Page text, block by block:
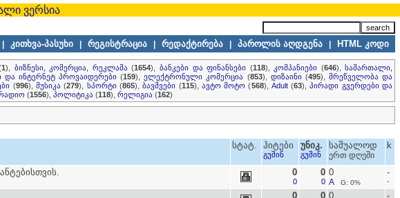
ვერსია
კითხვა-პასუხი რეგისტრაცია რედაქტირება პაროლის აღდგენა HTML კოდი
1), ბიზნესი, კომერცია, რეკლამა (1654), ბანკები და ფინანსები (118), კომპანიები (646),სამართალი,
და ინტერნეტ პროვაიდერები(159), ელექტრონული კომერცია (853), დიზაინი(495), მრეწველობა და
(996), მუსიკა (279), სპორტი(865),ბავშვები (115), ავტო მოტო (568), Adult(63),პირადი გვერდები და
(1556), პოლიტიკა (118), რელიგია (162)
სტატ. ჰიტები
გუშინ
უნიკ.
გუშინ
საშუალოდ
ერთ დღეში
k
0
0
0
0
0
A G: 0%
-
-
0 0 0 -